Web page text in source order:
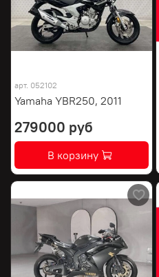
арт. 052102
Yamaha YBR250, 2011
279000 руб
В корзину